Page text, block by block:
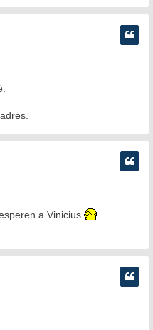
a Vinicius